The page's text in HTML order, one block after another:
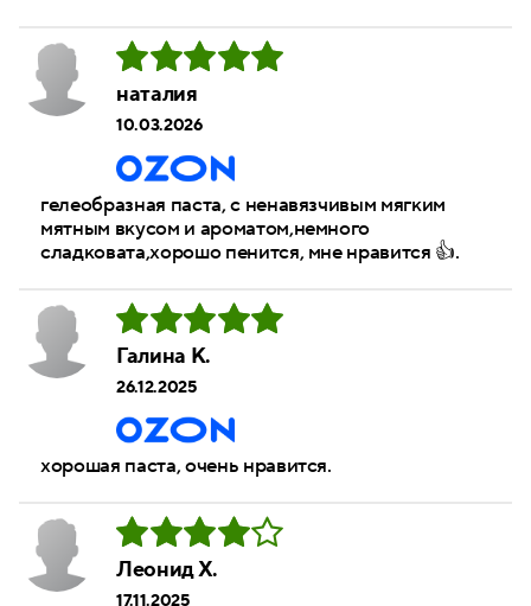
наталия
10.03.2026
гелеобразная паста, с ненавязчивым мягким
мятным вкусом и ароматом,немного
сладковата,хорошо пенится, мне нравится 👍.
Галина К.
26.12.2025
хорошая паста, очень нравится.
Леонид Х.
17.11.2025